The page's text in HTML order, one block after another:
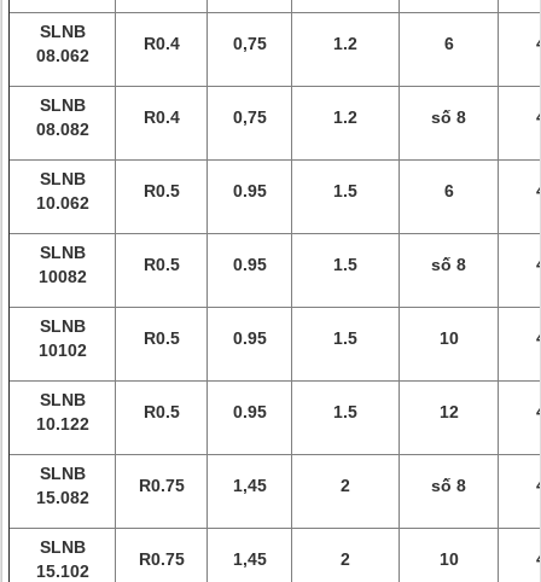
SLNB
08.062
R0.4 0,75 1.2 6
SLNB
08.082
R0.4 0,75 1.2 số 8
SLNB
10.062
R0.5 0.95 1.5 6
SLNB
10082
R0.5 0.95 1.5 số 8
SLNB
10102
R0.5 0.95 1.5 10
SLNB
10.122
R0.5 0.95 1.5 12
SLNB
15.082
R0.75 1,45 2 số 8
SLNB
15.102
R0.75 1,45 2 10